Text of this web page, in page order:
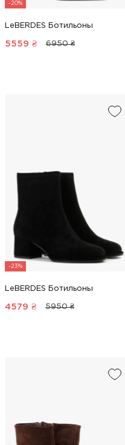
-20%
LeBERDES Ботильоны
5559 ₴ 6950 ₴
-23%
LeBERDES Ботильоны
4579 ₴ 5950 ₴